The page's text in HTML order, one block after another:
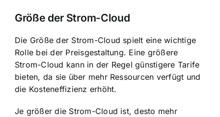
Größe der Strom-Cloud
Die Größe der Strom-Cloud spielt eine wichtige
Rolle bei der Preisgestaltung. Eine größere
Strom-Cloud kann in der Regel günstigere Tarife
bieten, da sie über mehr Ressourcen verfügt und
die Kosteneffizienz erhöht.
Je größer die Strom-Cloud ist, desto mehr